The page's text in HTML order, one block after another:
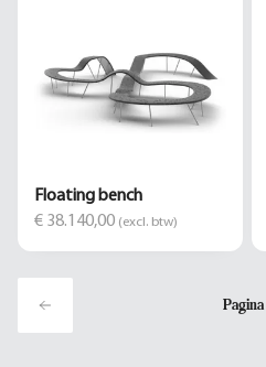
Floating bench
€ 38.140,00 (excl. btw)
Pagina